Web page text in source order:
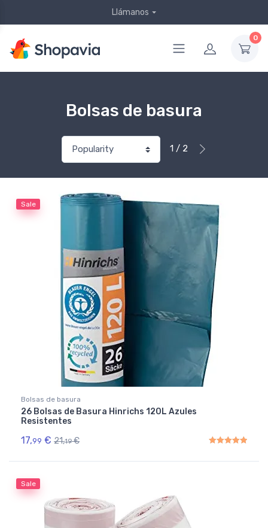
Llámanos
0
Bolsas de basura
1 / 2
Sale
Bolsas de basura
26 Bolsas de Basura Hinrichs 120L Azules
Resistentes
17,99 € 21,19 €
Sale